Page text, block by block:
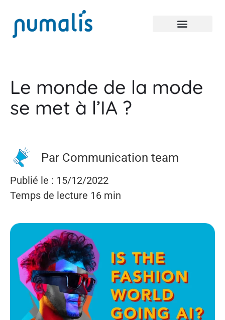
Le monde de la mode
se met à l’IA ?
Par Communication team
Publié le : 15/12/2022
Temps de lecture 16 min